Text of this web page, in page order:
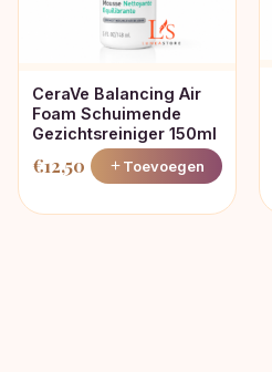
CeraVe Balancing Air
Foam Schuimende
Gezichtsreiniger 150ml
€12,50 Toevoegen